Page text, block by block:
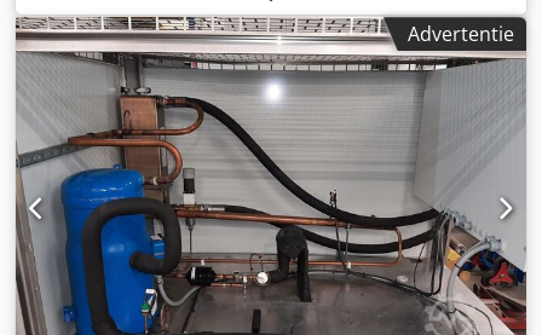
CONDO etageoven met kamerafmetingen: 60x40 (twee
kamers), - narijskast voor 8 platen: 60x40.
BUITENAFMETINGEN (in cm): - breedte: 90, - hoogte: 222, -
lengte: 104. TECHNISCHE GEGEVENS: - bouwjaar: 2003.
Beschikbare opties tegen meerprijs: revisie / transport. De
vermelde prijs is netto. WIJ SPREKEN ENGELS, DUITS,
FRANS, RUSSISCH, OEKRAÏENS. Dedpfx Aeyg H A Deipjck
Advertentie